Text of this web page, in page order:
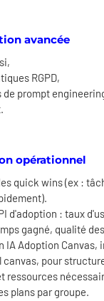
avancée
RGPD,
prompt
opérationnel
quick wins (ex :
d'adoption : taux
gagné, qualité
IA Adoption Canvas,
canvas, pour
ressources
plans par groupe.